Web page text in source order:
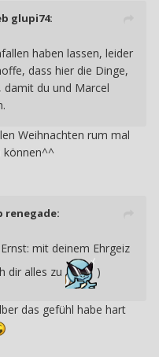
glupi74:
haben lassen, leider
dass hier die Dinge,
du und Marcel
Weihnachten rum mal
können^^
renegade:
mit deinem Ehrgeiz
dir alles zu
)
das gefühl habe hart